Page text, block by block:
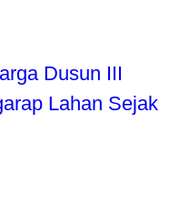
Dusun III
Lahan Sejak